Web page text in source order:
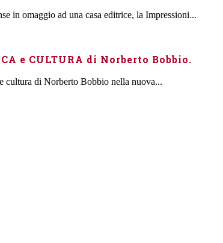
in omaggio ad una casa editrice, la Impressioni...
e CULTURA di Norberto Bobbio.
cultura di Norberto Bobbio nella nuova...